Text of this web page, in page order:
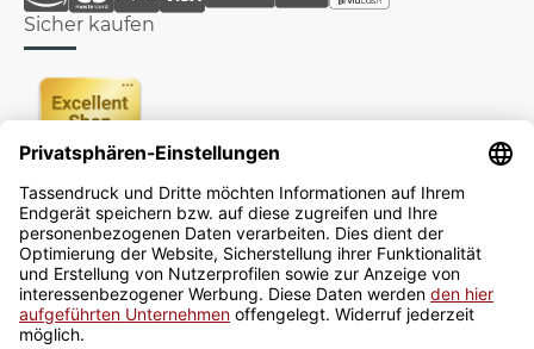
Sicher kaufen
Newsletter